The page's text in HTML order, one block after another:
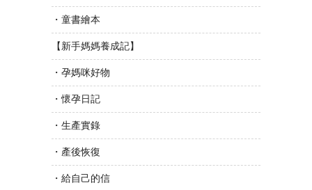
・童書繪本
【新手媽媽養成記】
・孕媽咪好物
・懷孕日記
・生產實錄
・產後恢復
・給自己的信